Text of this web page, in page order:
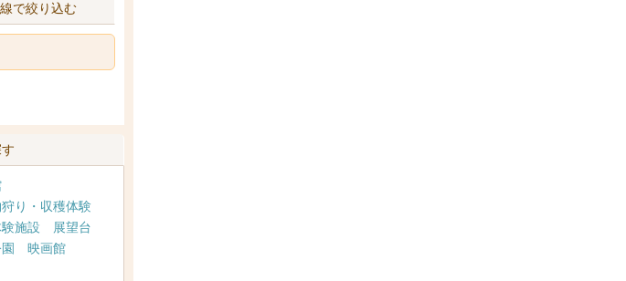
で絞り込む
り・収穫体験
施設
展望台
映画館